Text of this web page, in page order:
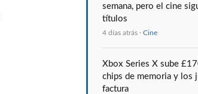
semana, pero el cine
títulos
4 días atrás · Cine
Xbox Series X sube
chips de memoria y los
factura